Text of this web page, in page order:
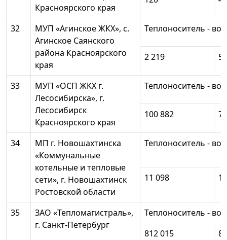
Красноярского края
32
МУП «Агинское ЖКХ», с.
Агинское Саянского
района Красноярского
края
Теплоноситель -
2 219 5
33
МУП «ОСП ЖКХ г.
Лесосибирска», г.
Лесосибирск
Красноярского края
Теплоноситель -
100 882
34
МП г. Новошахтинска
«Коммунальные
котельные и тепловые
сети», г. Новошахтинск
Ростовской области
Теплоноситель -
11 098
35
ЗАО «Тепломагистраль»,
г. Санкт-Петербург
Теплоноситель -
812 015